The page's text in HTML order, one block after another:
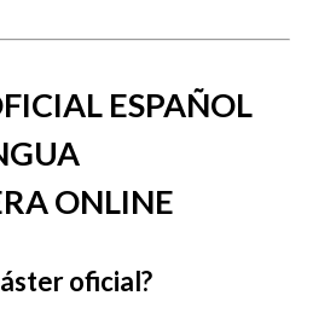
ESPAÑOL
ONLINE
oficial?